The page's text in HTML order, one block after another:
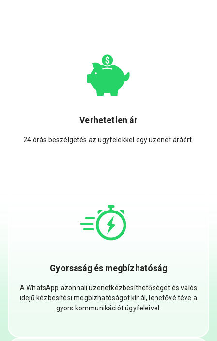
Verhetetlen ár
24 órás beszélgetés az ügyfelekkel egy üzenet áráért.
Gyorsaság és megbízhatóság
A WhatsApp azonnali üzenetkézbesíthetőséget és valós
idejű kézbesítési megbízhatóságot kínál, lehetővé téve a
gyors kommunikációt ügyfeleivel.